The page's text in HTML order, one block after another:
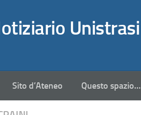
Unistrasi
Sito d’Ateneo Questo spazio…